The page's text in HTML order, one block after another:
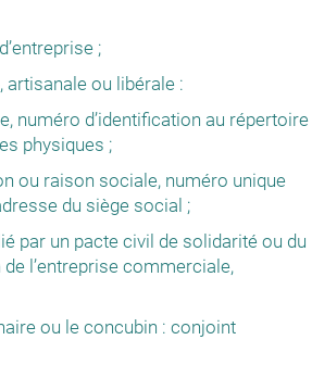
;
ou libérale :
numéro d’identification au répertoire
physiques ;
ou raison sociale, numéro unique
du siège social ;
par un pacte civil de solidarité ou du
l’entreprise commerciale,
ou le concubin : conjoint